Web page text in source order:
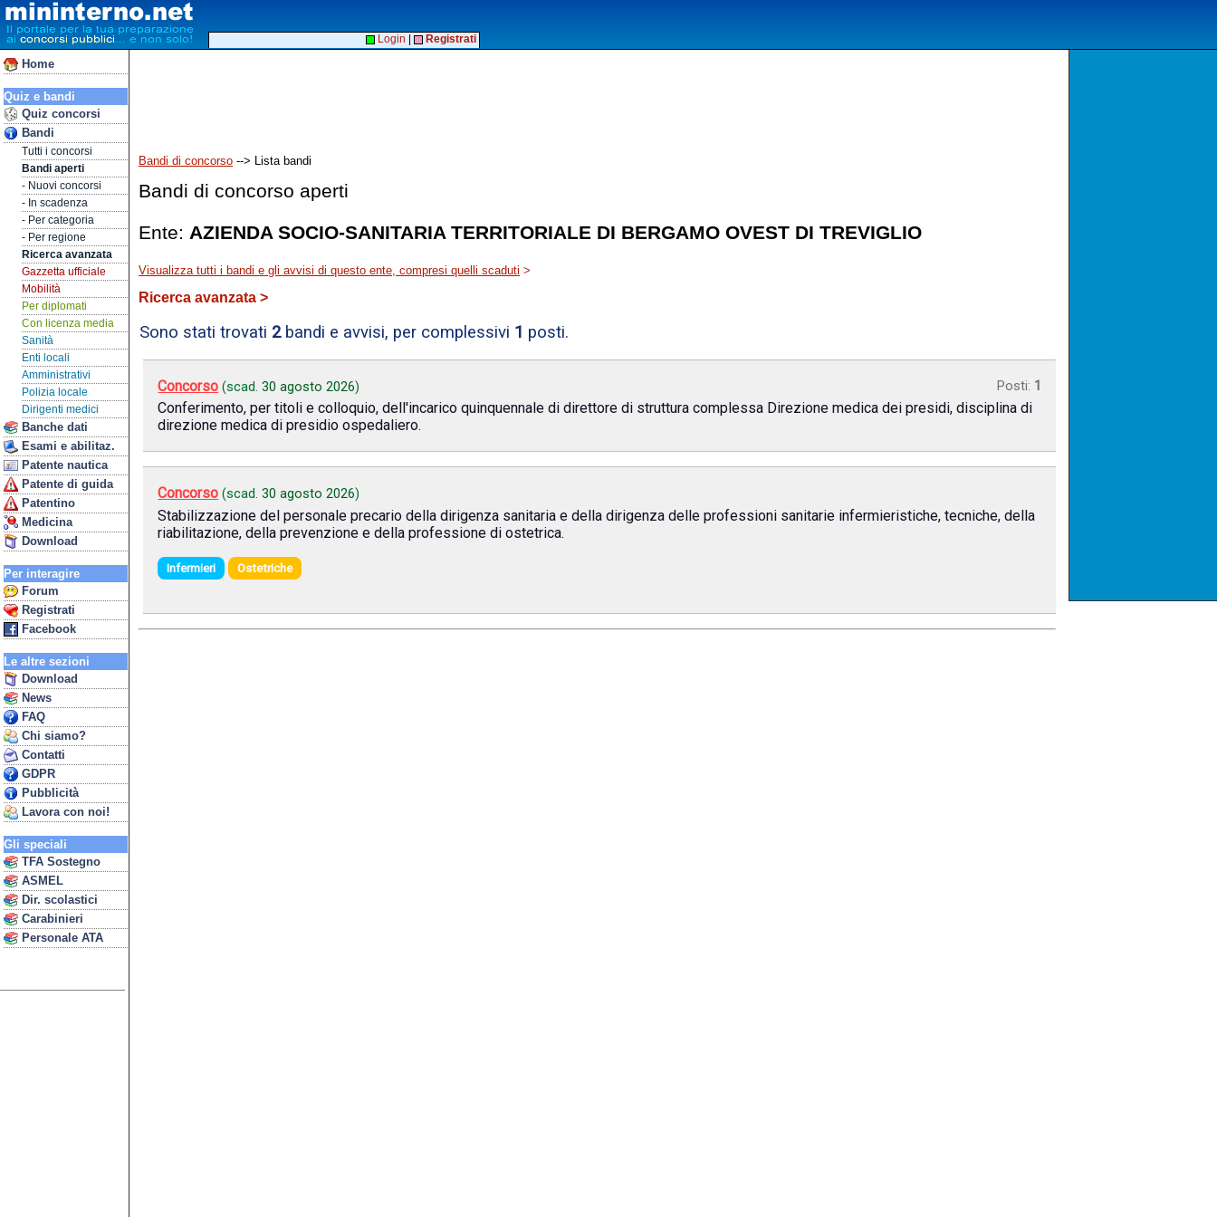
Home
Quiz e bandi
Quiz concorsi
Bandi
Tutti i concorsi
Bandi aperti
- Nuovi concorsi
- In scadenza
- Per categoria
- Per regione
Ricerca avanzata
Gazzetta ufficiale
Mobilità
Per diplomati
Con licenza media
Sanità
Enti locali
Amministrativi
Polizia locale
Dirigenti medici
Banche dati
Esami e abilitaz.
Patente nautica
Patente di guida
Patentino
Medicina
Download
Per interagire
Forum
Registrati
Facebook
Le altre sezioni
Download
News
FAQ
Chi siamo?
Contatti
GDPR
Pubblicità
Lavora con noi!
Gli speciali
TFA Sostegno
ASMEL
Dir. scolastici
Carabinieri
Personale ATA
Login Registrati
Bandi di concorso --> Lista bandi
Bandi di concorso aperti
Ente: AZIENDA SOCIO-SANITARIA TERRITORIALE DI BERGAMO OVEST DI TREVIGLIO
Visualizza tutti i bandi e gli avvisi di questo ente, compresi quelli scaduti >
Ricerca avanzata >
Sono stati trovati 2bandi e avvisi, per complessivi 1 posti.
Concorso (scad.30 agosto 2026) Posti: 1
Conferimento, per titoli e colloquio, dell'incarico quinquennale di direttore di struttura complessa Direzione medica dei presidi, disciplina di
direzione medica di presidio ospedaliero.
Concorso (scad.30 agosto 2026)
Stabilizzazione del personale precario della dirigenza sanitaria e della dirigenza delle professioni sanitarie infermieristiche, tecniche, della
riabilitazione, della prevenzione e della professione di ostetrica.
Infermieri Ostetriche